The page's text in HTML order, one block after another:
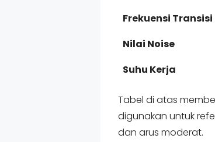
Frekuensi Transisi
Nilai Noise
Suhu Kerja
Tabel di atas
digunakan untuk
dan arus moderat.